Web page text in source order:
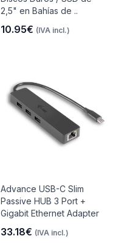
2,5" en Bahías de ..
10.95€ (IVA incl.)
Advance USB-C Slim
Passive HUB 3 Port +
Gigabit Ethernet Adapter
33.18€ (IVA incl.)